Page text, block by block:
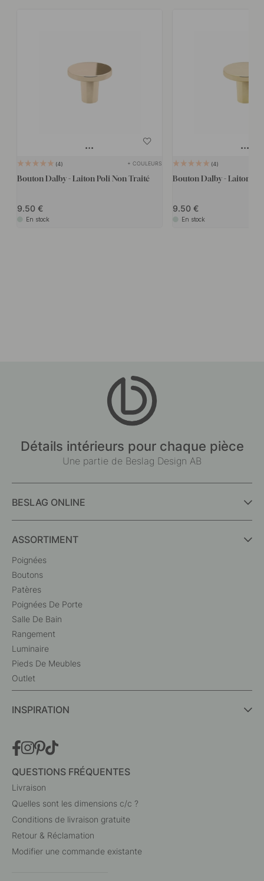
4 + COULEURS
Bouton Dalby - Laiton Poli Non Traité
9.50
En stock
4
Bouton Dalby - Laiton
9.50
En stock
Détails intérieurs pour chaque pièce
Une partie de Beslag Design AB
BESLAG ONLINE
ASSORTIMENT
Poignées
Boutons
Patères
Poignées De Porte
Salle De Bain
Rangement
Luminaire
Pieds De Meubles
Outlet
INSPIRATION
QUESTIONS FRÉQUENTES
Livraison
Quelles sont les dimensions c/c ?
Conditions de livraison gratuite
Retour & Réclamation
Modifier une commande existante